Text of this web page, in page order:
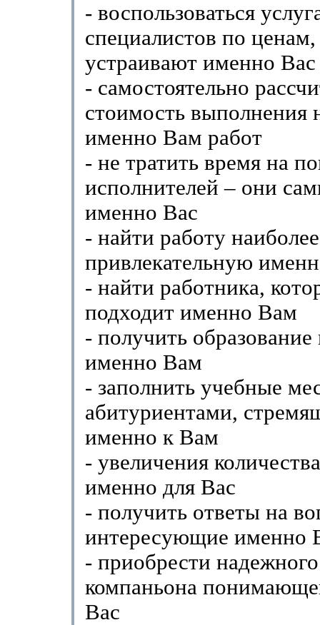
- воспользоваться
специалистов по
устраивают именно Вас
- самостоятельно
стоимость выполнения
именно Вам работ
- не тратить время на
исполнителей – они
именно Вас
- найти работу наиболее
привлекательную
- найти работника,
подходит именно Вам
- получить
именно Вам
- заполнить учебные
абитуриентами,
именно к Вам
- увеличения
именно для Вас
- получить ответы на
интересующие именно
- приобрести
компаньона
Вас